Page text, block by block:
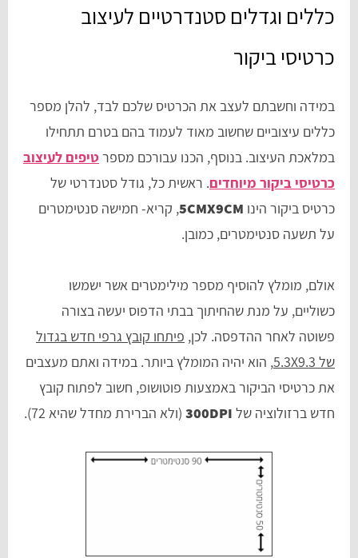
כללים וגדלים סטנדרטיים לעיצוב
כרטיסי ביקור
במידה וחשבתם לעצב את הכרטיס שלכם לבד, להלן מספר
כללים עיצוביים שחשוב מאוד לעמוד בהם בטרם תתחילו
במלאכת העיצוב. בנוסף, הכנו עבורכם מספרטיפים לעיצוב
כרטיסי ביקור מיוחדים. ראשית כל, גודל סטנדרטי של
כרטיס ביקור הינו 5CMX9CM, קריא- חמישה סנטימטרים
על תשעה סנטימטרים, כמובן.
אולם, מומלץ להוסיף מספר מילימטרים אשר ישמשו
כשוליים, על מנת שהחיתוך בבתי הדפוס יעשה בצורה
פשוטה לאחר ההדפסה. לכן, פיתחו קובץ גרפי חדש בגדול
של 5.3X9.3
, הוא יהיה המומלץ ביותר. במידה ואתם מעצבים
את כרטיסי הביקור באמצעות פוטושופ, חשוב לפתוח קובץ
חדש ברזולוציה של 300DPI (ולא הברירת מחדל שהיא 72).